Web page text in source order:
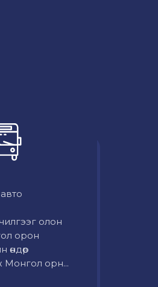
олон
орон
Монгол орн...